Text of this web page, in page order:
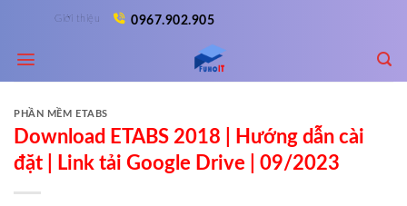
content
Giới thiệu 0967.902.905
PHẦN MỀM ETABS
Download ETABS 2018 | Hướng dẫn cài
đặt | Link tải Google Drive | 09/2023